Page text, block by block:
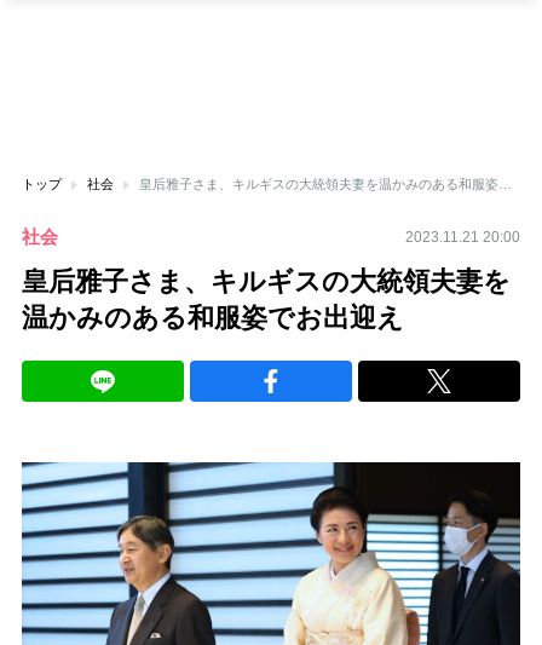
トップ 社会
社会 2023.11.21 20:00
皇后雅子さま、キルギスの大統領夫妻を
温かみのある和服姿でお出迎え